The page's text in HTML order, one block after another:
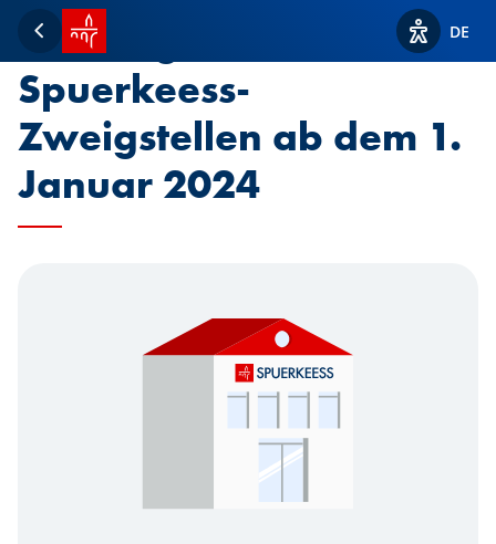
Zurück
Startseite SPUERKEESS
Optionen
DE
Öffnungszeiten der
Spuerkeess-
Zweigstellen ab dem 1.
Januar 2024